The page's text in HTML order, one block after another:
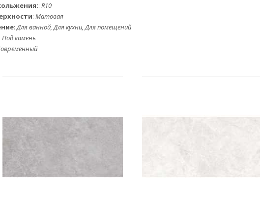
:R10
:Матовая
:Для ванной, Для кухни, Для помещений
:Под камень